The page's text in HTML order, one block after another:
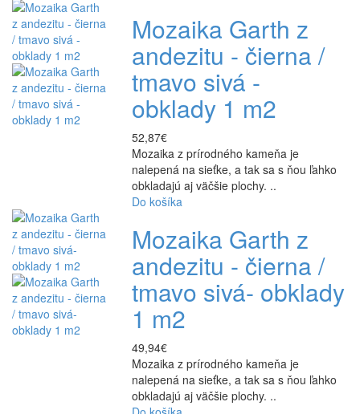
Mozaika Garth z
andezitu - čierna /
tmavo sivá -
obklady 1 m2
52,87€
Mozaika z prírodného kameňa je
nalepená na sieťke, a tak sa s ňou ľahko
obkladajú aj väčšie plochy. ..
Do košíka
Mozaika Garth z
andezitu - čierna /
tmavo sivá- obklady
1 m2
49,94€
Mozaika z prírodného kameňa je
nalepená na sieťke, a tak sa s ňou ľahko
obkladajú aj väčšie plochy. ..